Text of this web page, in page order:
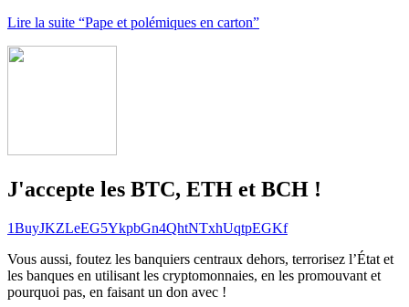
Lire la suite “Pape et polémiques en carton”
J'accepte les BTC, ETH et BCH !
1BuyJKZLeEG5YkpbGn4QhtNTxhUqtpEGKf
Vous aussi, foutez les banquiers centraux dehors, terrorisez l’État et
les banques en utilisant les cryptomonnaies, en les promouvant et
pourquoi pas, en faisant un don avec !